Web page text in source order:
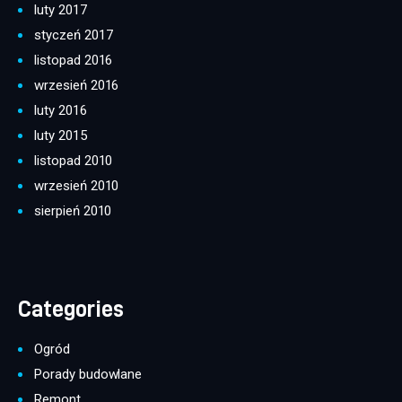
luty 2017
styczeń 2017
listopad 2016
wrzesień 2016
luty 2016
luty 2015
listopad 2010
wrzesień 2010
sierpień 2010
Categories
Ogród
Porady budowlane